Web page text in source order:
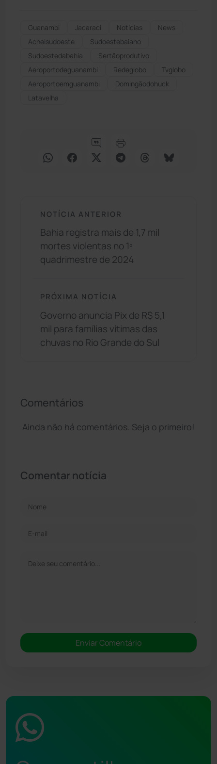
Guanambi Jacaraci Notícias
News
Acheisudoeste
Sudoestebaiano
Sudoestedabahia
Sertãoprodutivo
Aeroportodeguanambi
Redeglobo
Tvglobo
Aeroportoemguanambi
Domingãodohuck
Latavelha
NOTÍCIA ANTERIOR
Bahia registra mais de 1,7 mil
mortes violentas no 1º
quadrimestre de 2024
PRÓXIMA NOTÍCIA
Governo anuncia Pix de R$ 5,1
mil para famílias vítimas das
chuvas no Rio Grande do Sul
Comentários
Ainda não há comentários. Seja o primeiro!
Comentar notícia